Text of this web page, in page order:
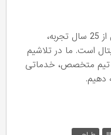
لابراتوار دندانسازی لکسوس، با بیش از 25 سال تجربه،
است. ما در تلاشیم
و تیم متخصص، خدماتی
دهیم.